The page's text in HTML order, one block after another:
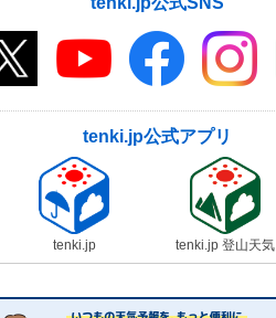
tenki.jp公式アプリ
tenki.jp tenki.jp 登山天気